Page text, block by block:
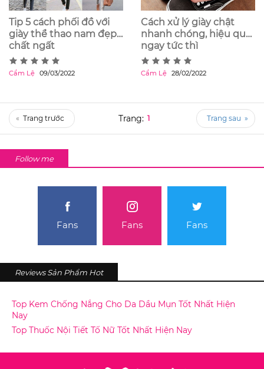
Tip 5 cách phối đồ với
giày thể thao nam đẹp
chất ngất
Cẩm Lệ 09/03/2022
Cách xử lý giày chật
nhanh chóng, hiệu quả
ngay tức thì
Cẩm Lệ 28/02/2022
« 1 »
Follow me
Fans Fans Fans
Reviews Sản Phẩm Hot
Top Kem Chống Nắng Cho Da Dầu Mụn Tốt Nhất Hiện
Nay
Top Thuốc Nội Tiết Tố Nữ Tốt Nhất Hiện Nay